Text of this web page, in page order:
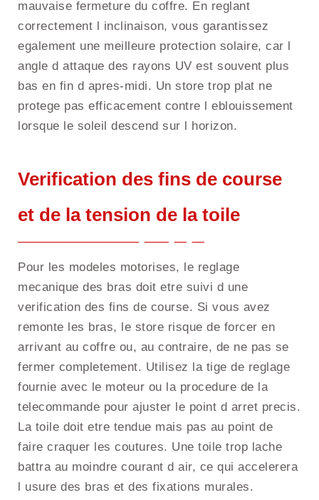
mauvaise fermeture du coffre. En reglant
correctement l inclinaison, vous garantissez
egalement une meilleure protection solaire, car l
angle d attaque des rayons UV est souvent plus
bas en fin d apres-midi. Un store trop plat ne
protege pas efficacement contre l eblouissement
lorsque le soleil descend sur l horizon.
Verification des fins de course
et de la tension de la toile
Pour les modeles motorises, le reglage
mecanique des bras doit etre suivi d une
verification des fins de course. Si vous avez
remonte les bras, le store risque de forcer en
arrivant au coffre ou, au contraire, de ne pas se
fermer completement. Utilisez la tige de reglage
fournie avec le moteur ou la procedure de la
telecommande pour ajuster le point d arret precis.
La toile doit etre tendue mais pas au point de
faire craquer les coutures. Une toile trop lache
battra au moindre courant d air, ce qui accelerera
l usure des bras et des fixations murales.